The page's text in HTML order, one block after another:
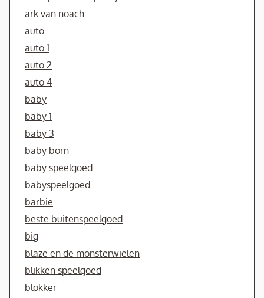
ark van noach
auto
auto 1
auto 2
auto 4
baby
baby 1
baby 3
baby born
baby speelgoed
babyspeelgoed
barbie
beste buitenspeelgoed
big
blaze en de monsterwielen
blikken speelgoed
blokker